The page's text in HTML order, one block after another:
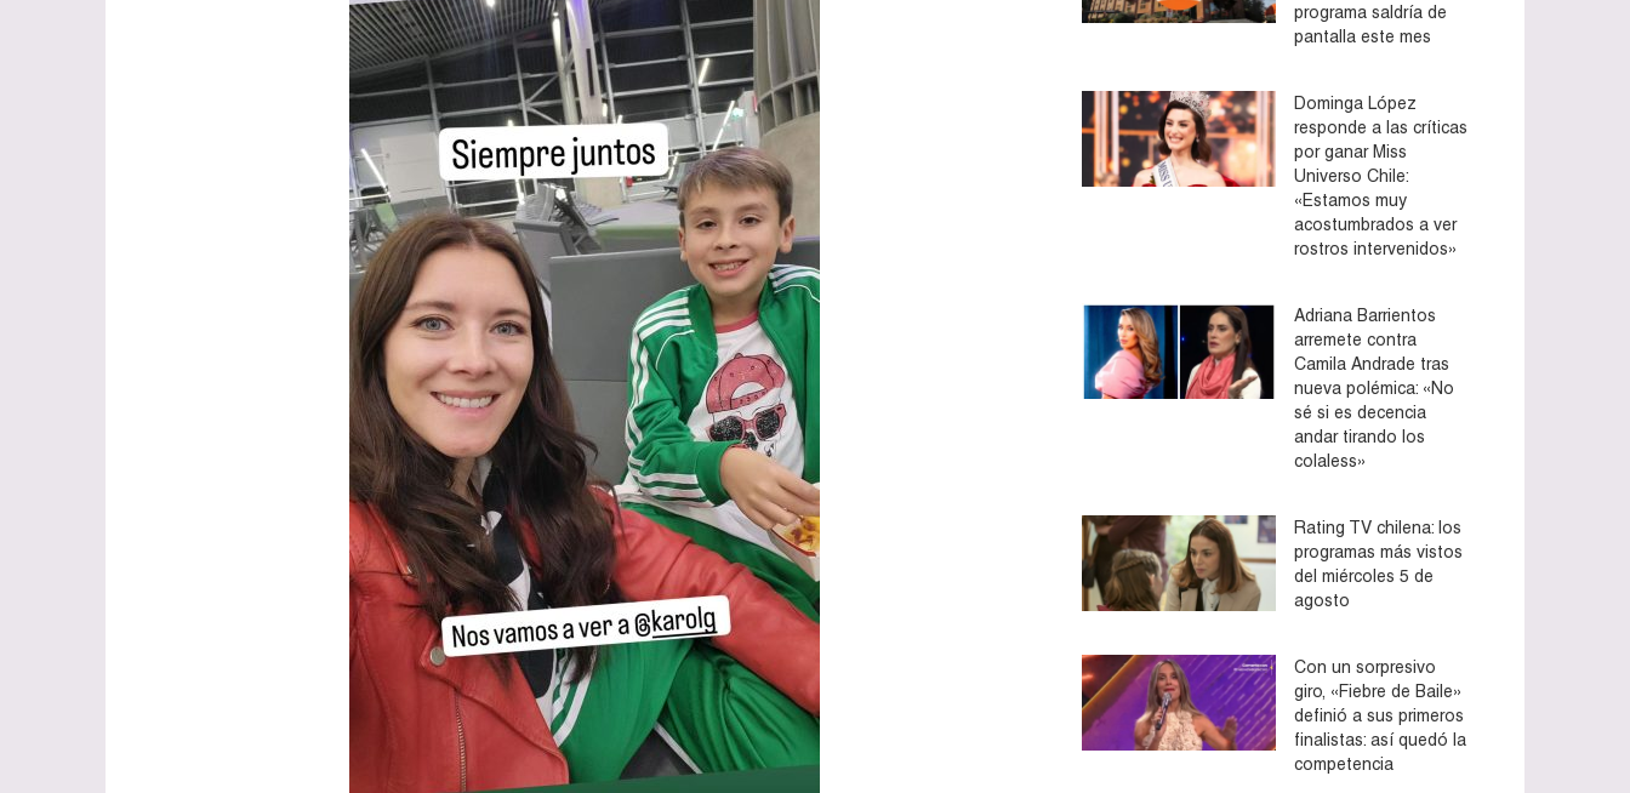
programa saldría de
pantalla este mes
Dominga López
responde a las críticas
por ganar Miss
Universo Chile:
«Estamos muy
acostumbrados a ver
rostros intervenidos»
Adriana Barrientos
arremete contra
Camila Andrade tras
nueva polémica: «No
sé si es decencia
andar tirando los
colaless»
Rating TV chilena: los
programas más vistos
del miércoles 5 de
agosto
Con un sorpresivo
giro, «Fiebre de Baile»
definió a sus primeros
finalistas: así quedó la
competencia